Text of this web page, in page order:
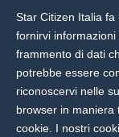
Star Citizen Italia fa
fornirvi informazioni
frammento di dati
potrebbe essere
riconoscervi nelle
browser in maniera
cookie. I nostri